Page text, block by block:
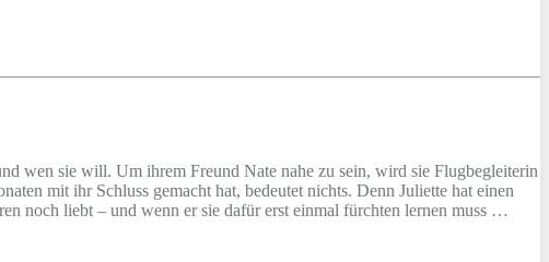
wen sie will. Um ihrem Freund Nate nahe zu sein, wird sie Flugbegleiterin
mit ihr Schluss gemacht hat, bedeutet nichts. Denn Juliette hat einen
noch liebt – und wenn er sie dafür erst einmal fürchten lernen muss …